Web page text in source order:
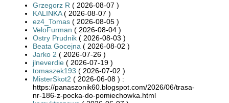
Grzegorz R ( 2026-08-07 )
KALINKA( 2026-08-07 )
ez4_Tomas ( 2026-08-05 )
VeloFurman ( 2026-08-04 )
Ostry Prudnik ( 2026-08-03 )
Beata Gocejna ( 2026-08-02 )
Jarko 2 ( 2026-07-26 )
jlneverdie ( 2026-07-19 )
tomaszek193 ( 2026-07-02 )
MisterSkot2 ( 2026-06-08 ) :
https://panaszonik60.blogspot.com/2026/06/trasa-
nr-186-z-pocka-do-pomiechowka.html